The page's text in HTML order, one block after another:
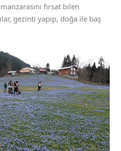
fırsat bilen
gezinti yapıp, doğa ile baş